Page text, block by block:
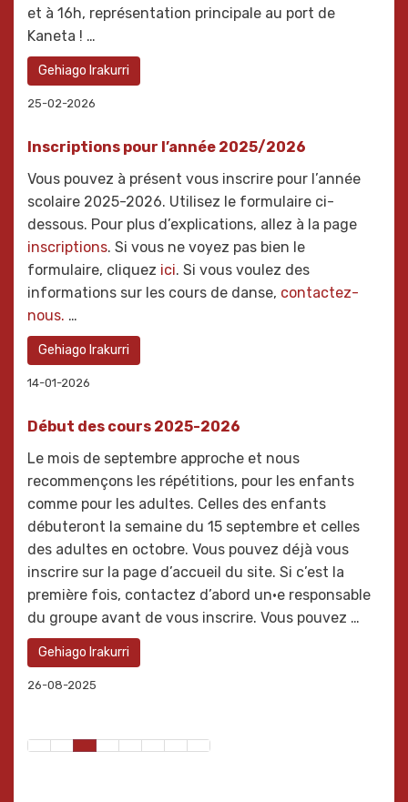
et à 16h, représentation principale au port de
Kaneta ! …
Gehiago Irakurri
25-02-2026
Inscriptions pour l’année 2025/2026
Vous pouvez à présent vous inscrire pour l’année
scolaire 2025-2026. Utilisez le formulaire ci-
dessous. Pour plus d’explications, allez à la page
inscriptions. Si vous ne voyez pas bien le
formulaire, cliquez ici. Si vous voulez des
informations sur les cours de danse, contactez-
nous. …
Gehiago Irakurri
14-01-2026
Début des cours 2025-2026
Le mois de septembre approche et nous
recommençons les répétitions, pour les enfants
comme pour les adultes. Celles des enfants
débuteront la semaine du 15 septembre et celles
des adultes en octobre. Vous pouvez déjà vous
inscrire sur la page d’accueil du site. Si c’est la
première fois, contactez d’abord un·e responsable
du groupe avant de vous inscrire. Vous pouvez …
Gehiago Irakurri
26-08-2025